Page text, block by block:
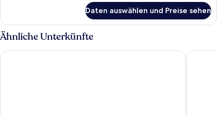
Daten auswählen und Preise sehen
Ähnliche Unterkünfte
Servatur Altamar Hotel